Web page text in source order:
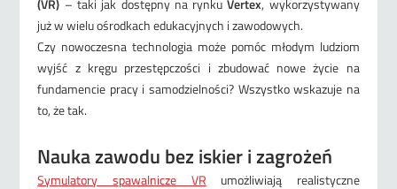
(VR) – taki jak dostępny na rynkuVertex, wykorzystywany
już w wielu ośrodkach edukacyjnych i zawodowych.
Czy nowoczesna technologia może pomóc młodym ludziom
wyjść z kręgu przestępczości i zbudować nowe życie na
fundamencie pracy i samodzielności? Wszystko wskazuje na
to, że tak.
Nauka zawodu bez iskier i zagrożeń
Symulatory spawalnicze VR umożliwiają realistyczne